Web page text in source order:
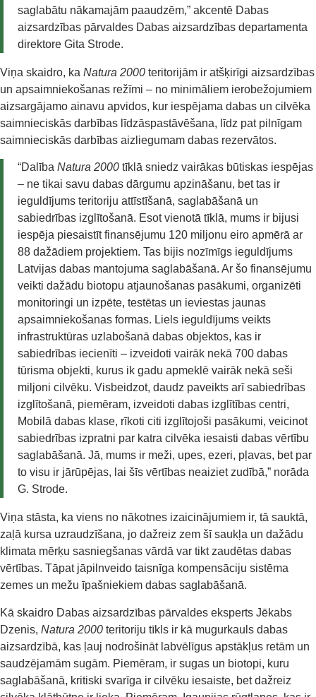
saglabātu nākamajām paaudzēm,” akcentē Dabas
aizsardzības pārvaldes Dabas aizsardzības departamenta
direktore Gita Strode.
Viņa skaidro, ka Natura 2000 teritorijām ir atšķirīgi aizsardzības
un apsaimniekošanas režīmi – no minimāliem ierobežojumiem
aizsargājamo ainavu apvidos, kur iespējama dabas un cilvēka
saimnieciskās darbības līdzāspastāvēšana, līdz pat pilnīgam
saimnieciskās darbības aizliegumam dabas rezervātos.
“Dalība Natura 2000 tīklā sniedz vairākas būtiskas iespējas
– ne tikai savu dabas dārgumu apzināšanu, bet tas ir
ieguldījums teritoriju attīstīšanā, saglabāšanā un
sabiedrības izglītošanā. Esot vienotā tīklā, mums ir bijusi
iespēja piesaistīt finansējumu 120 miljonu eiro apmērā ar
88 dažādiem projektiem. Tas bijis nozīmīgs ieguldījums
Latvijas dabas mantojuma saglabāšanā. Ar šo finansējumu
veikti dažādu biotopu atjaunošanas pasākumi, organizēti
monitoringi un izpēte, testētas un ieviestas jaunas
apsaimniekošanas formas. Liels ieguldījums veikts
infrastruktūras uzlabošanā dabas objektos, kas ir
sabiedrības iecienīti – izveidoti vairāk nekā 700 dabas
tūrisma objekti, kurus ik gadu apmeklē vairāk nekā seši
miljoni cilvēku. Visbeidzot, daudz paveikts arī sabiedrības
izglītošanā, piemēram, izveidoti dabas izglītības centri,
Mobilā dabas klase, rīkoti citi izglītojoši pasākumi, veicinot
sabiedrības izpratni par katra cilvēka iesaisti dabas vērtību
saglabāšanā. Jā, mums ir meži, upes, ezeri, pļavas, bet par
to visu ir jārūpējas, lai šīs vērtības neaiziet zudībā,” norāda
G. Strode.
Viņa stāsta, ka viens no nākotnes izaicinājumiem ir, tā sauktā,
zaļā kursa uzraudzīšana, jo dažreiz zem šī saukļa un dažādu
klimata mērķu sasniegšanas vārdā var tikt zaudētas dabas
vērtības. Tāpat jāpilnveido taisnīga kompensāciju sistēma
zemes un mežu īpašniekiem dabas saglabāšanā.
Kā skaidro Dabas aizsardzības pārvaldes eksperts Jēkabs
Dzenis, Natura 2000 teritoriju tīkls ir kā mugurkauls dabas
aizsardzībā, kas ļauj nodrošināt labvēlīgus apstākļus retām un
saudzējamām sugām. Piemēram, ir sugas un biotopi, kuru
saglabāšanā, kritiski svarīga ir cilvēku iesaiste, bet dažreiz